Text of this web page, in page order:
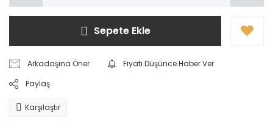
Sepete Ekle
Arkadaşına Öner
Fiyatı Düşünce Haber Ver
Paylaş
Karşılaştır